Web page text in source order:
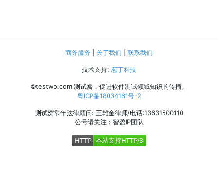
商务服务 关于我们 联系我们
技术支持: 庖丁科技
©testwo.com 测试窝，促进软件测试领域知识的传播。
粤ICP备18034161号-2
测试窝常年法律顾问: 王雄金律师/电话:13631500110
公号请关注：智盈IP团队